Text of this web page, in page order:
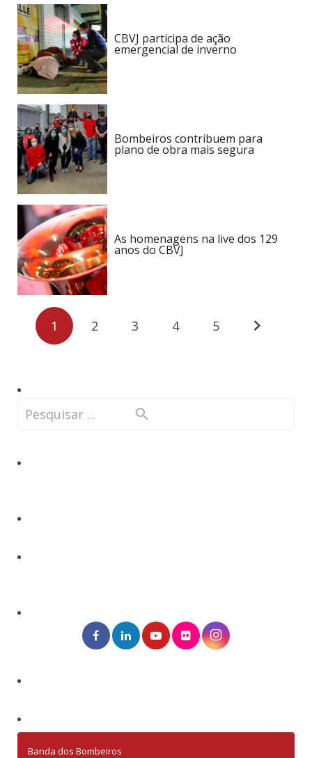
CBVJ participa de ação
emergencial de inverno
Bombeiros contribuem para
plano de obra mais segura
As homenagens na live dos 129
anos do CBVJ
1 2 3 4 5
Banda dos Bombeiros